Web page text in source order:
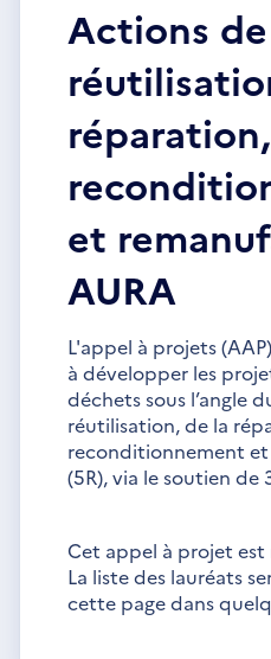
Actions
réparation,
et
AURA
L'appel à projets
à développer les
déchets sous l’angle
réutilisation, de la
reconditionnement
(5R), via le soutien de
Cet appel à projet
La liste des lauréats
cette page dans